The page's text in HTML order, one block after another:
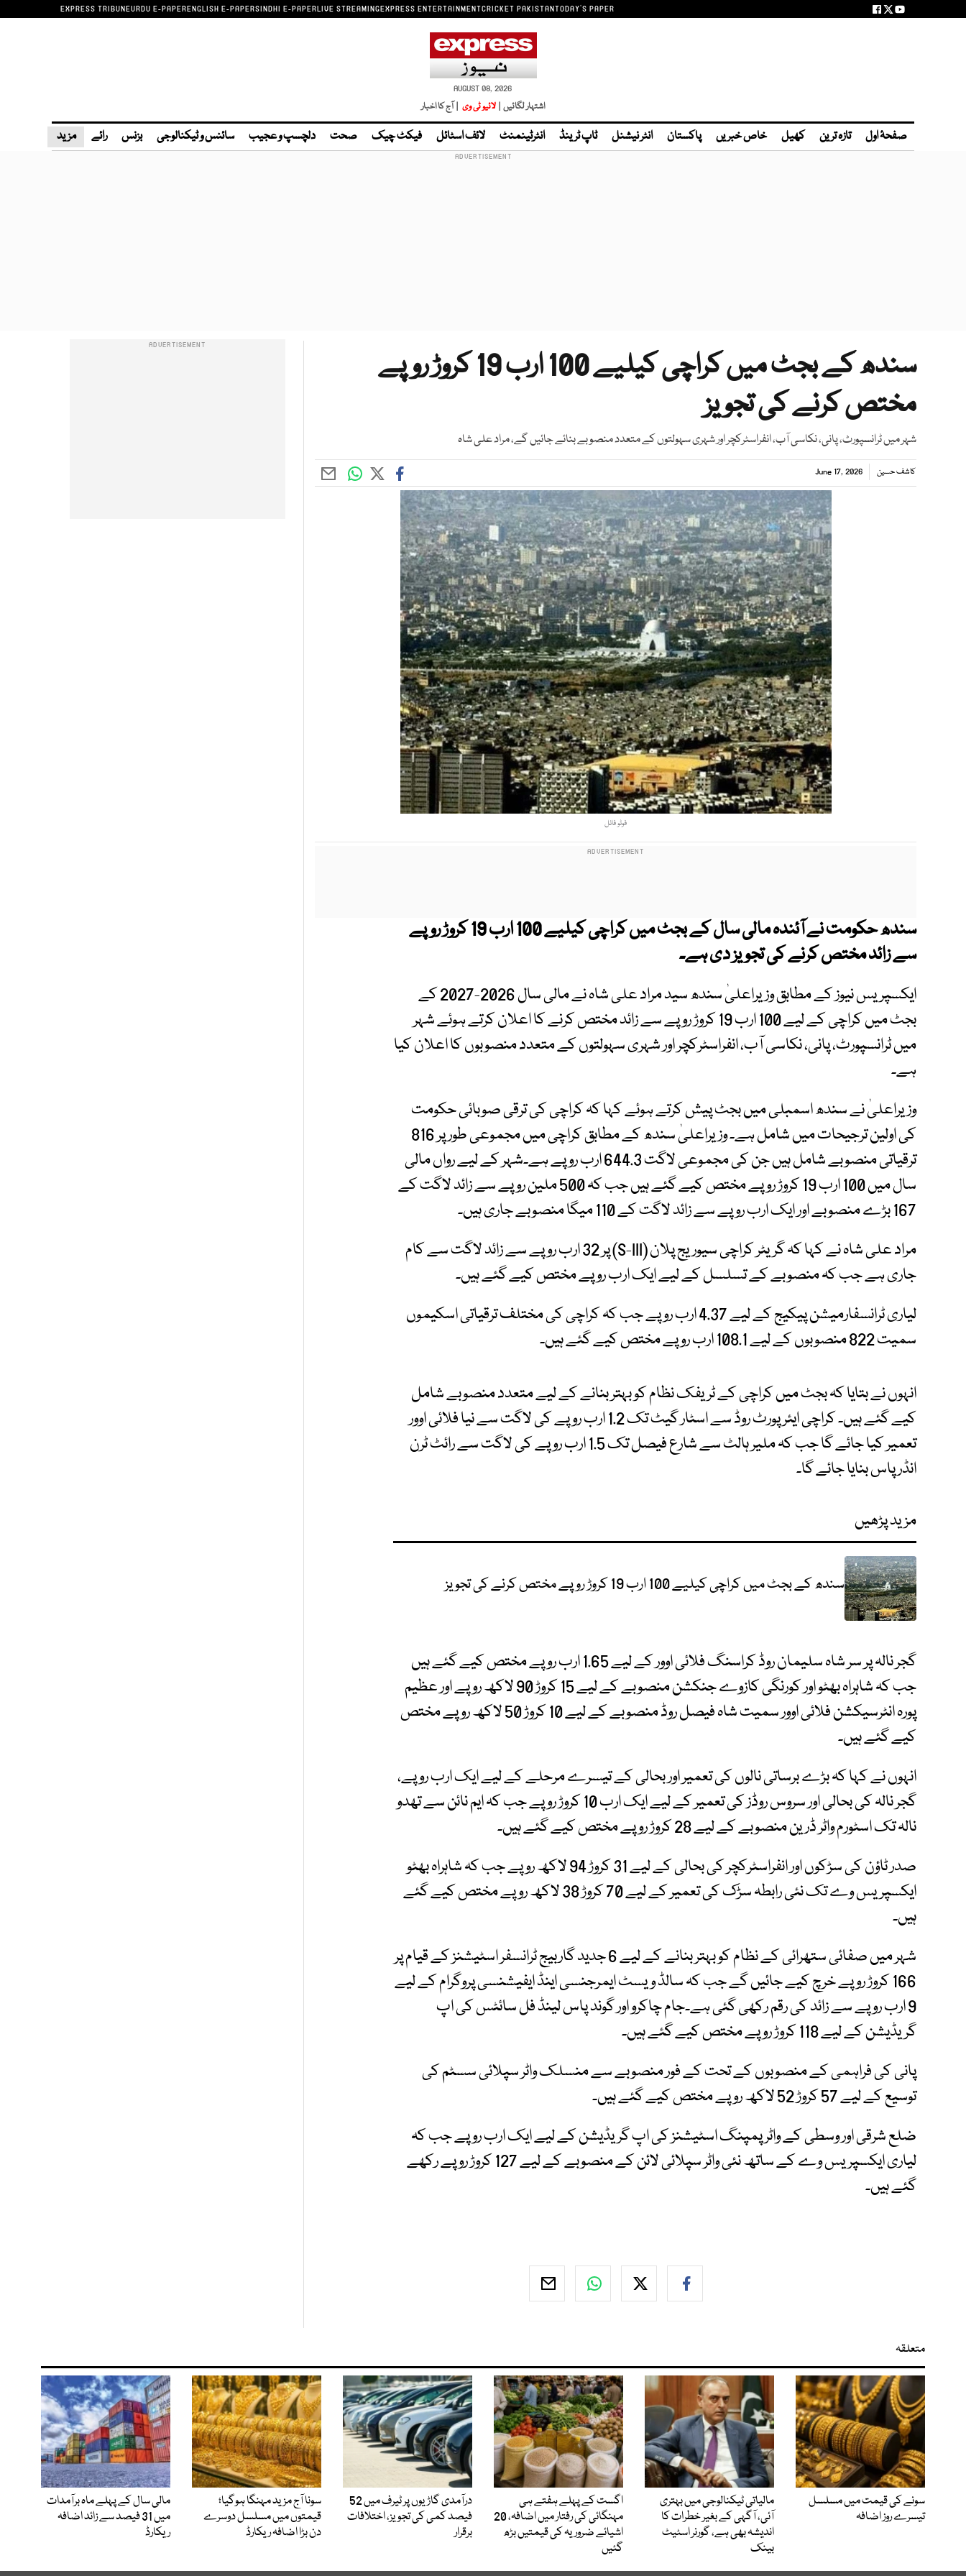
EXPRESS TRIBUNEURDU E-PAPERENGLISH E-PAPERSINDHI E-PAPERLIVE STREAMINGEXPRESS ENTERTAINMENTCRICKET PAKISTANTODAY'S PAPER
AUGUST 08, 2026
اشتہار لگائیں | لائیو ٹی وی | آج کا اخبار
صفحۂ اول تازہ ترین کھیل خاص خبریں پاکستان انٹر نیشنل ٹاپ ٹرینڈ انٹرٹینمنٹ لائف اسٹائل فیکٹ چیک صحت دلچسپ و عجیب سائنس و ٹیکنالوجی بزنس رائے مزید
سندھ کے بجٹ میں کراچی کیلیے 100 ارب 19 کروڑ روپے
مختص کرنے کی تجویز
شہر میں ٹرانسپورٹ، پانی، نکاسی آب، انفراسٹرکچر اور شہری سہولتوں کے متعدد منصوبے بنائے جائیں گے، مراد علی شاہ
کاشف حسین June 17, 2026
فوٹو فائل
سندھ حکومت نے آئندہ مالی سال کے بجٹ میں کراچی کیلیے 100 ارب 19 کروڑ روپے
سے زائد مختص کرنے کی تجویز دی ہے۔
ایکسپریس نیوز کے مطابق وزیراعلیٰ سندھ سید مراد علی شاہ نے مالی سال 2026-2027 کے
بجٹ میں کراچی کے لیے 100 ارب 19 کروڑ روپے سے زائد مختص کرنے کا اعلان کرتے ہوئے شہر
میں ٹرانسپورٹ، پانی، نکاسی آب، انفراسٹرکچر اور شہری سہولتوں کے متعدد منصوبوں کا اعلان کیا
ہے۔
وزیراعلیٰ نے سندھ اسمبلی میں بجٹ پیش کرتے ہوئے کہا کہ کراچی کی ترقی صوبائی حکومت
کی اولین ترجیحات میں شامل ہے۔ وزیراعلیٰ سندھ کے مطابق کراچی میں مجموعی طور پر 816
ترقیاتی منصوبے شامل ہیں جن کی مجموعی لاگت 644.3 ارب روپے ہے۔شہر کے لیے رواں مالی
سال میں 100 ارب 19 کروڑ روپے مختص کیے گئے ہیں جب کہ 500 ملین روپے سے زائد لاگت کے
167 بڑے منصوبے اور ایک ارب روپے سے زائد لاگت کے 110 میگا منصوبے جاری ہیں۔
مراد علی شاہ نے کہا کہ گریٹر کراچی سیوریج پلان (S-III) پر 32 ارب روپے سے زائد لاگت سے کام
جاری ہے جب کہ منصوبے کے تسلسل کے لیے ایک ارب روپے مختص کیے گئے ہیں۔
لیاری ٹرانسفارمیشن پیکیج کے لیے 4.37 ارب روپے جب کہ کراچی کی مختلف ترقیاتی اسکیموں
سمیت 822 منصوبوں کے لیے 108.1 ارب روپے مختص کیے گئے ہیں۔
انہوں نے بتایا کہ بجٹ میں کراچی کے ٹریفک نظام کو بہتر بنانے کے لیے متعدد منصوبے شامل
کیے گئے ہیں۔ کراچی ایئرپورٹ روڈ سے اسٹار گیٹ تک 1.2 ارب روپے کی لاگت سے نیا فلائی اوور
تعمیر کیا جائے گا جب کہ ملیر ہالٹ سے شارع فیصل تک 1.5 ارب روپے کی لاگت سے رائٹ ٹرن
انڈرپاس بنایا جائے گا۔
مزید پڑھیں
سندھ کے بجٹ میں کراچی کیلیے 100 ارب 19 کروڑ روپے مختص کرنے کی تجویز
گجر نالہ پر سر شاہ سلیمان روڈ کراسنگ فلائی اوور کے لیے 1.65 ارب روپے مختص کیے گئے ہیں
جب کہ شاہراہ بھٹو اور کورنگی کازوے جنکشن منصوبے کے لیے 15 کروڑ 90 لاکھ روپے اور عظیم
پورہ انٹرسیکشن فلائی اوور سمیت شاہ فیصل روڈ منصوبے کے لیے 10 کروڑ 50 لاکھ روپے مختص
کیے گئے ہیں۔
انہوں نے کہا کہ بڑے برساتی نالوں کی تعمیر اور بحالی کے تیسرے مرحلے کے لیے ایک ارب روپے،
گجر نالہ کی بحالی اور سروس روڈز کی تعمیر کے لیے ایک ارب 10 کروڑ روپے جب کہ ایم نائن سے تھدو
نالہ تک اسٹورم واٹر ڈرین منصوبے کے لیے 28 کروڑ روپے مختص کیے گئے ہیں۔
صدر ٹاؤن کی سڑکوں اور انفراسٹرکچر کی بحالی کے لیے 31 کروڑ 94 لاکھ روپے جب کہ شاہراہ بھٹو
ایکسپریس وے تک نئی رابطہ سڑک کی تعمیر کے لیے 70 کروڑ 38 لاکھ روپے مختص کیے گئے
ہیں۔
شہر میں صفائی ستھرائی کے نظام کو بہتر بنانے کے لیے 6 جدید گاربیج ٹرانسفر اسٹیشنز کے قیام پر
166 کروڑ روپے خرچ کیے جائیں گے جب کہ سالڈ ویسٹ ایمرجنسی اینڈ ایفیشنسی پروگرام کے لیے
9 ارب روپے سے زائد کی رقم رکھی گئی ہے۔جام چاکرو اور گوند پاس لینڈ فل سائٹس کی اپ
گریڈیشن کے لیے 118 کروڑ روپے مختص کیے گئے ہیں۔
پانی کی فراہمی کے منصوبوں کے تحت کے فور منصوبے سے منسلک واٹر سپلائی سسٹم کی
توسیع کے لیے 57 کروڑ 52 لاکھ روپے مختص کیے گئے ہیں۔
ضلع شرقی اور وسطی کے واٹر پمپنگ اسٹیشنز کی اپ گریڈیشن کے لیے ایک ارب روپے جب کہ
لیاری ایکسپریس وے کے ساتھ نئی واٹر سپلائی لائن کے منصوبے کے لیے 127 کروڑ روپے رکھے
گئے ہیں۔
متعلقہ
سونے کی قیمت میں مسلسل
تیسرے روز اضافہ
مالیاتی ٹیکنالوجی میں بہتری
آئی، آگہی کے بغیر خطرات کا
اندیشہ بھی ہے، گورنر اسٹیٹ
بینک
اگست کے پہلے ہفتے ہی
مہنگائی کی رفتار میں اضافہ، 20
اشیائے ضروریہ کی قیمتیں بڑھ
گئیں
درآمدی گاڑیوں پر ٹیرف میں 52
فیصد کمی کی تجویز، اختلافات
برقرار
سونا آج مزید مہنگا ہوگیا؛
قیمتوں میں مسلسل دوسرے
دن بڑا اضافہ ریکارڈ
مالی سال کے پہلے ماہ برآمدات
میں 31 فیصد سے زائد اضافہ
ریکارڈ